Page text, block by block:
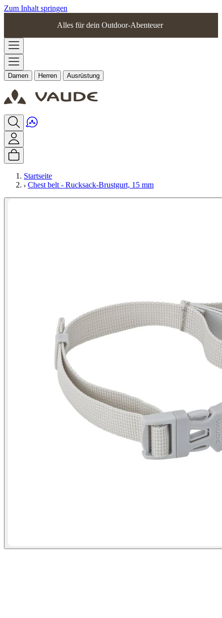
Zum Inhalt springen
Alles für dein Outdoor-Abenteuer
Damen Herren Ausrüstung
Startseite
Chest belt - Rucksack-Brustgurt, 15 mm